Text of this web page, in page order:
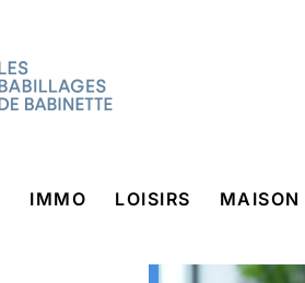
IMMO LOISIRS MAISON